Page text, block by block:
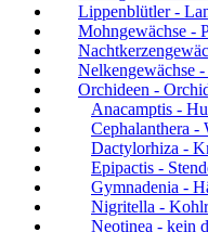
Lippenblütler -
Mohngewächse -
Nelkengewächse
Orchideen -
Anacamptis -
Cephalanthera -
Dactylorhiza -
Epipactis -
Gymnadenia -
Nigritella -
Neotinea - kein